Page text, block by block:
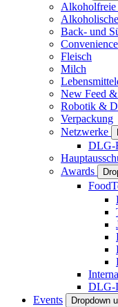
Alkoholfreie
Back- und
Convenience
Fleisch
Milch
New Feed
Robotik &
Verpackung
Netzwerke
DLG-
Awards
DLG-
Events
Dropdown